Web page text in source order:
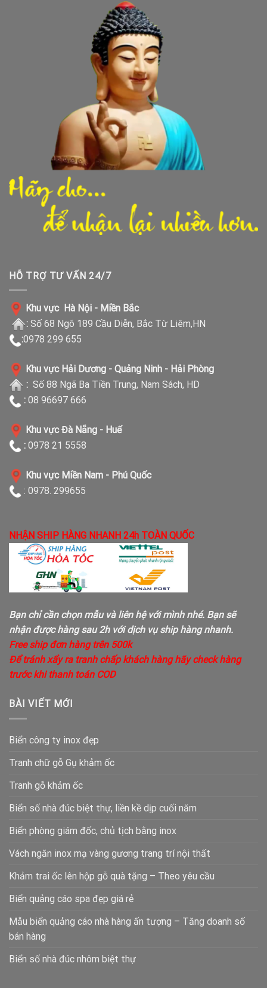
HỖ TRỢ TƯ VẤN 24/7
Khu vực Hà Nội - Miền Bắc
: Số 68 Ngõ 189 Cầu Diễn, Bắc Từ Liêm,HN
:0978 299 655
Khu vực Hải Dương - Quảng Ninh - Hải Phòng
: Số 88 Ngã Ba Tiền Trung, Nam Sách, HD
: 08 96697 666
Khu vực Đà Nẵng - Huế
: 0978 21 5558
Khu vực Miền Nam - Phú Quốc
: 0978. 299655
NHẬN SHIP HÀNG NHANH 24h TOÀN QUỐC
Bạn chỉ cần chọn mẫu và liên hệ với mình nhé. Bạn sẽ
nhận được hàng sau 2h với dịch vụ ship hàng nhanh.
Free ship đơn hàng trên 500k
Để tránh xẩy ra tranh chấp khách hàng hãy check hàng
trước khi thanh toán COD
BÀI VIẾT MỚI
Biển công ty inox đẹp
Tranh chữ gỗ Gụ khảm ốc
Tranh gỗ khảm ốc
Biển số nhà đúc biệt thự, liền kề dịp cuối năm
Biển phòng giám đốc, chủ tịch bằng inox
Vách ngăn inox mạ vàng gương trang trí nội thất
Khảm trai ốc lên hộp gỗ quà tặng – Theo yêu cầu
Biển quảng cáo spa đẹp giá rẻ
Mẫu biển quảng cáo nhà hàng ấn tượng – Tăng doanh số
bán hàng
Biển số nhà đúc nhôm biệt thự